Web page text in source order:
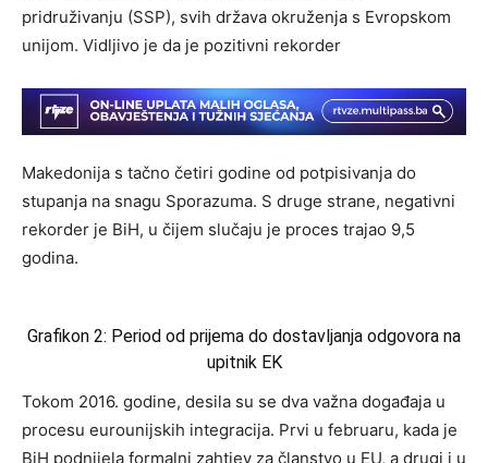
pridruživanju (SSP), svih država okruženja s Evropskom
unijom. Vidljivo je da je pozitivni rekorder
Makedonija s tačno četiri godine od potpisivanja do
stupanja na snagu Sporazuma. S druge strane, negativni
rekorder je BiH, u čijem slučaju je proces trajao 9,5
godina.
Grafikon 2: Period od prijema do dostavljanja odgovora na
upitnik EK
Tokom 2016. godine, desila su se dva važna događaja u
procesu eurounijskih integracija. Prvi u februaru, kada je
BiH podnijela formalni zahtjev za članstvo u EU, a drugi j u